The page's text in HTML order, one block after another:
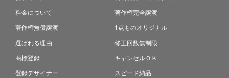
料金について
著作権無償譲渡
選ばれる理由
商標登録
登録デザイナー
著作権完全譲渡
1点ものオリジナル
修正回数無制限
キャンセルＯＫ
スピード納品